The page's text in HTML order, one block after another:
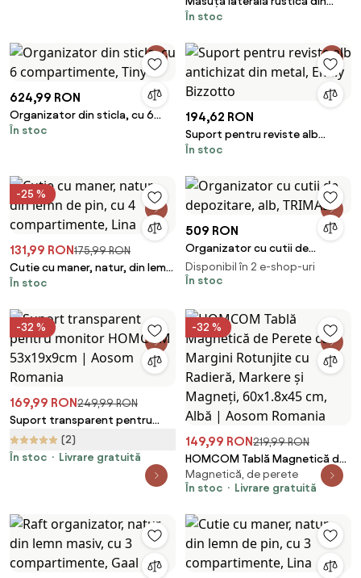
lemn reciclat maro cu spațiu
„Villum"
În stoc
624,99 RON
Organizator din sticla, cu 6
compartimente, Tiny
În stoc
194,62 RON
Suport pentru reviste alb
antichizat din metal, Emily
În stoc
-25 %
131,99 RON175,99 RON
Cutie cu maner, natur, din lemn
de pin, cu 4 compartimente,
În stoc
509 RON
Organizator cu cutii de
depozitare, alb, TRIMAL
Disponibil în 2 e-shop-uri
În stoc
-32 %
169,99 RON249,99 RON
Suport transparent pentru
monitor HOMCOM 53x19x9cm |
Aosom Romania
(2)
În stoc
Livrare gratuită
-32 %
149,99 RON219,99 RON
HOMCOM Tablă Magnetică de
Perete cu Margini Rotunjite cu
Radieră, Markere și Magneți,
Romania
Magnetică, de perete
În stoc
Livrare gratuită